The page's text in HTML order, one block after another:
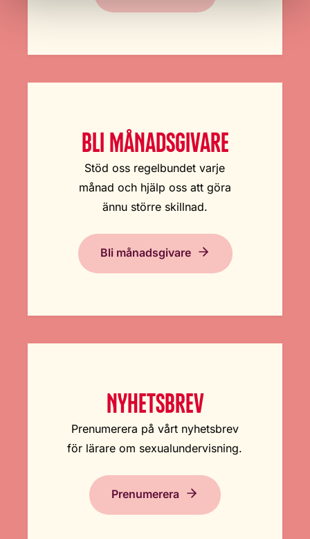
BLI MÅNADSGIVARE
Stöd oss regelbundet varje
månad och hjälp oss att göra
ännu större skillnad.
Bli månadsgivare
NYHETSBREV
Prenumerera på vårt nyhetsbrev
för lärare om sexualundervisning.
Prenumerera